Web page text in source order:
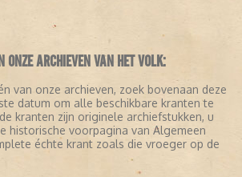
zelfstandigheid van het dagblad veilig
kwam de redactie in handen van
om de titel van de krant aan te
.
ONZE ARCHIEVEN VAN HET VOLK:
van onze archieven, zoek bovenaan deze
datum om alle beschikbare kranten te
kranten zijn originele archiefstukken, u
historische voorpagina van Algemeen
échte krant zoals die vroeger op de